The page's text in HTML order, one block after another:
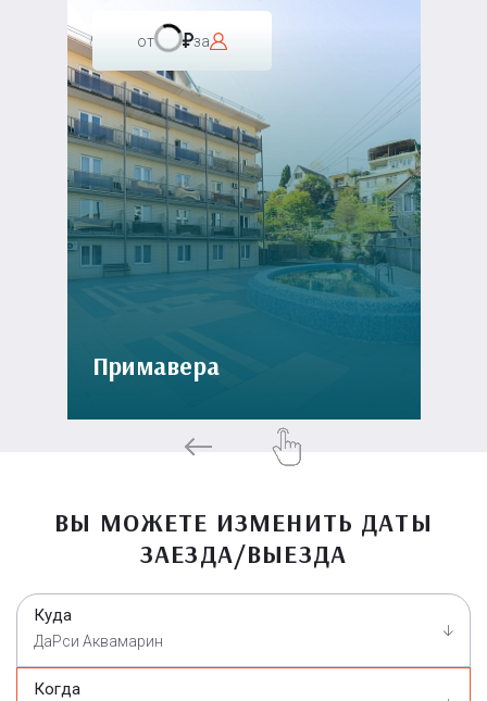
от за
Примавера
ВЫ МОЖЕТЕ ИЗМЕНИТЬ ДАТЫ
ЗАЕЗДА/ВЫЕЗДА
Куда
ДаРси Аквамарин
Когда